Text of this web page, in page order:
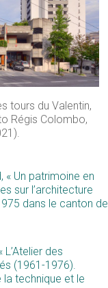
tours du Valentin,
Régis Colombo,
« Un patrimoine en
sur l’architecture
dans le canton de
des
(1961-1976).
la technique et le